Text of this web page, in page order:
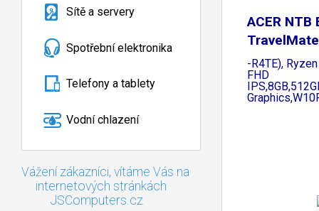
Sítě a servery
Spotřební elektronika
Telefony a tablety
Vodní chlazení
Vážení zákazníci, vítáme Vás na
internetových stránkách
JSComputers.cz
ACER NTB
(TMP215-
-R4TE),
FHD